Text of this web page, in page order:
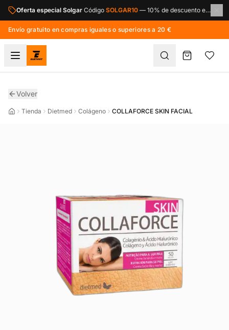
Saltar al contenido principal
Oferta especial Solgar Código SOLGAR10 — 10% de descuento en toda la marca Solgar.
Envío gratuito en compras iguales o superiores a 20 €
Volver
Tienda Dietmed Colágeno COLLAFORCE SKIN FACIAL